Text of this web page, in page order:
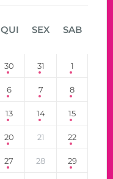
QUI SEX SAB
30 31 1
6 7 8
13 14 15
20 21 22
27 28 29